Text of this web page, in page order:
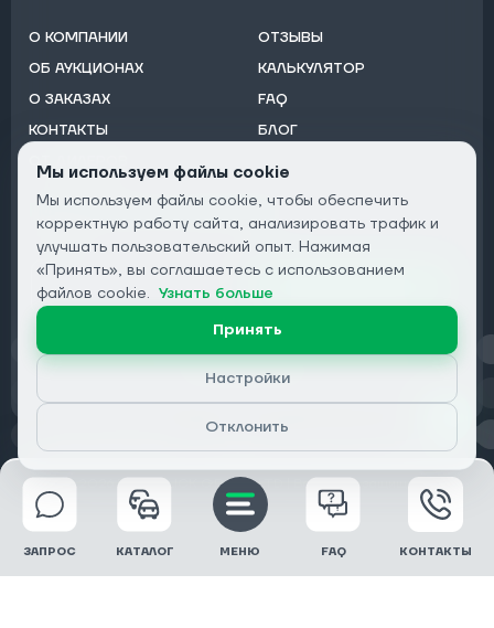
О КОМПАНИИ
ОБ АУКЦИОНАХ
О ЗАКАЗАХ
КОНТАКТЫ
ОТЗЫВЫ
КАЛЬКУЛЯТОР
FAQ
БЛОГ
Подписаться на рассылку:
Email
Конфиденциальность
© 2026 DRIVECLICK GROUP LTD | Все права защищены
ЗАПРОС КАТАЛОГ МЕНЮ FAQ КОНТАКТЫ
Мы используем файлы cookie
Мы используем файлы cookie, чтобы обеспечить
корректную работу сайта, анализировать трафик и
улучшать пользовательский опыт. Нажимая
«Принять», вы соглашаетесь с использованием
файлов cookie. Узнать больше
Принять
Настройки
Отклонить